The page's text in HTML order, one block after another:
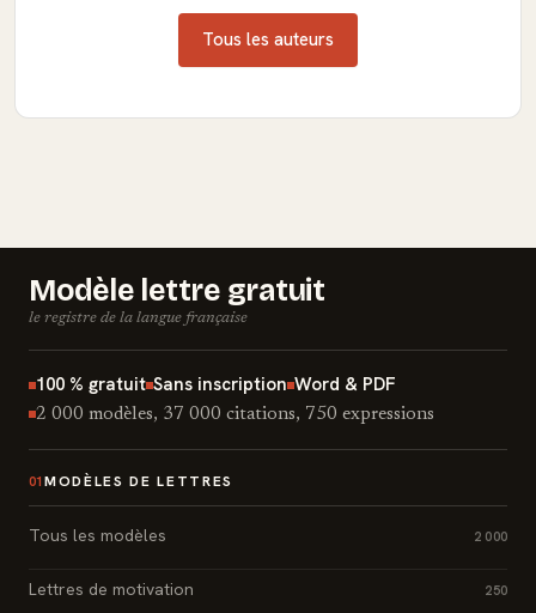
Tous les auteurs
Modèle lettre gratuit
le registre de la langue française
100 % gratuit Sans inscription Word & PDF
2 000 modèles, 37 000 citations, 750 expressions
01 MODÈLES DE LETTRES
Tous les modèles 2 000
Lettres de motivation 250